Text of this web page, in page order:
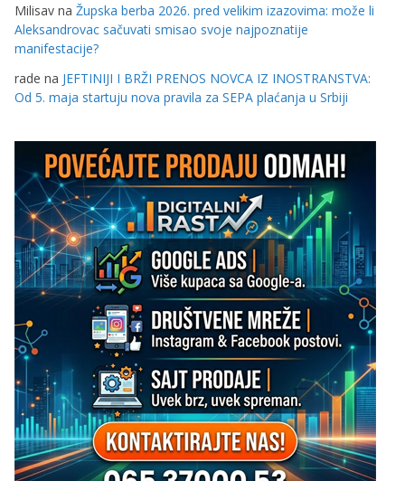
Milisav na Župska berba 2026. pred velikim izazovima: može li
Aleksandrovac sačuvati smisao svoje najpoznatije
manifestacije?
rade na JEFTINIJI I BRŽI PRENOS NOVCA IZ INOSTRANSTVA:
Od 5. maja startuju nova pravila za SEPA plaćanja u Srbiji